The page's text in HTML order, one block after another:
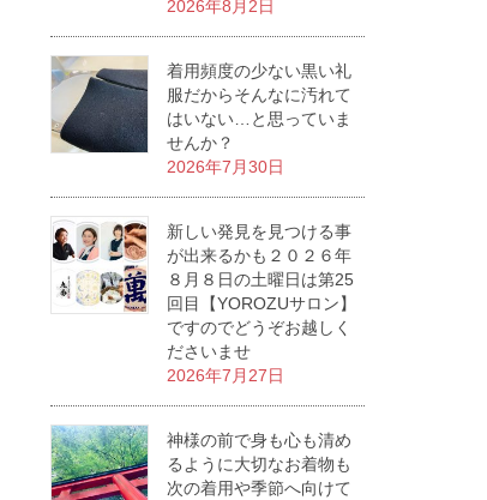
2026年8月2日
着用頻度の少ない黒い礼
服だからそんなに汚れて
はいない…と思っていま
せんか？
2026年7月30日
新しい発見を見つける事
が出来るかも２０２６年
８月８日の土曜日は第25
回目【YOROZUサロン】
ですのでどうぞお越しく
ださいませ
2026年7月27日
神様の前で身も心も清め
るように大切なお着物も
次の着用や季節へ向けて